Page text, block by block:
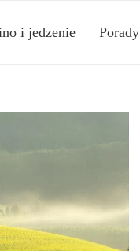
i jedzenie Porady